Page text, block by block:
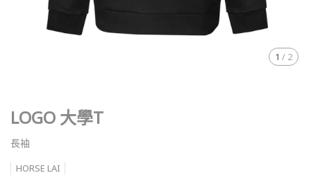
1 / 2
LOGO 大學T
長袖
HORSE LAI